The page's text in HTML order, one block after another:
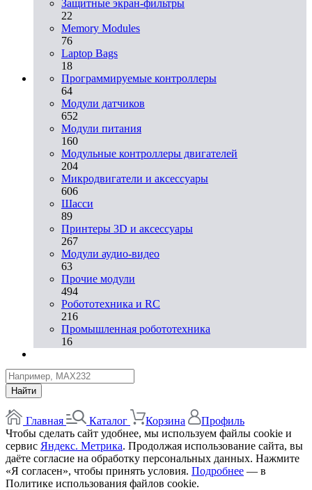
Защитные экран-фильтры
22
Memory Modules
76
Laptop Bags
18
Программируемые контроллеры
64
Модули датчиков
652
Модули питания
160
Модульные контроллеры двигателей
204
Микродвигатели и аксессуары
606
Шасси
89
Принтеры 3D и аксессуары
267
Модули аудио-видео
63
Прочие модули
494
Робототехника и RC
216
Промышленная робототехника
16
Найти
Главная Каталог Корзина
Профиль
Чтобы сделать сайт удобнее, мы используем файлы cookie и
сервис Яндекс. Метрика. Продолжая использование сайта, вы
даёте согласие на обработку персональных данных. Нажмите
«Я согласен», чтобы принять условия. Подробнее — в
Политике использования файлов cookie.